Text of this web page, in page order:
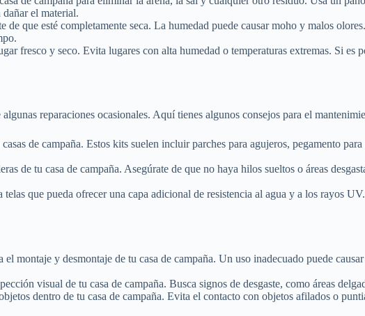
el material.
de que esté completamente seca. La humedad puede causar moho y malos
fresco y seco. Evita lugares con alta humedad o temperaturas extremas. Si es
reparaciones ocasionales. Aquí tienes algunos consejos para el
de campaña. Estos kits suelen incluir parches para agujeros, pegamento
de tu casa de campaña. Asegúrate de que no haya hilos sueltos o áreas
que pueda ofrecer una capa adicional de resistencia al agua y a los rayos
montaje y desmontaje de tu casa de campaña. Un uso inadecuado puede
visual de tu casa de campaña. Busca signos de desgaste, como áreas
dentro de tu casa de campaña. Evita el contacto con objetos afilados o